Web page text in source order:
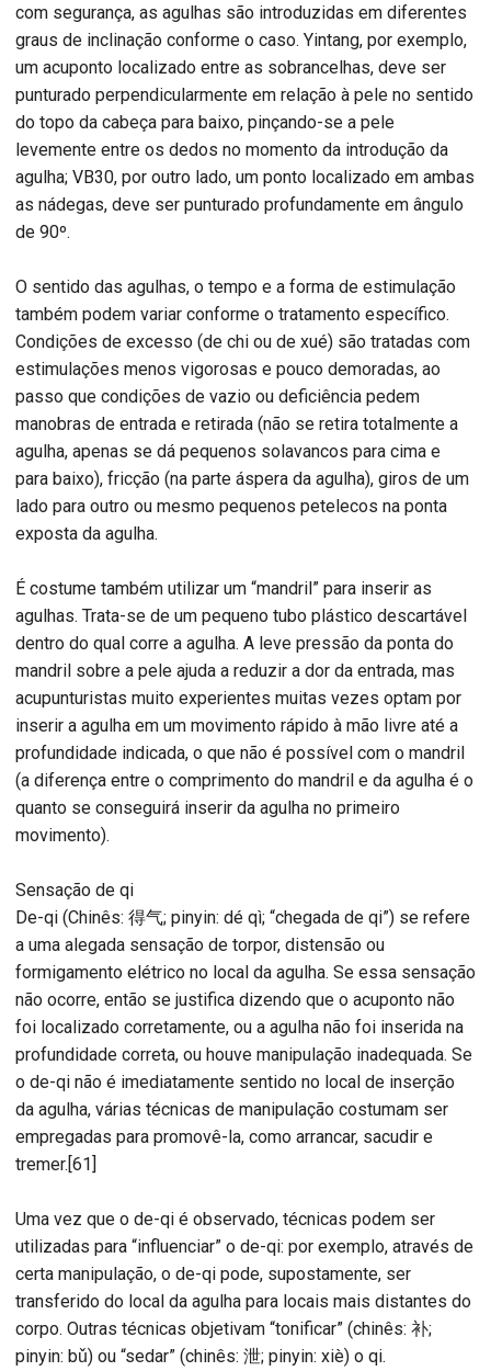
com segurança, as agulhas são introduzidas em diferentes
graus de inclinação conforme o caso. Yintang, por exemplo,
um acuponto localizado entre as sobrancelhas, deve ser
punturado perpendicularmente em relação à pele no sentido
do topo da cabeça para baixo, pinçando-se a pele
levemente entre os dedos no momento da introdução da
agulha; VB30, por outro lado, um ponto localizado em ambas
as nádegas, deve ser punturado profundamente em ângulo
de 90º.
O sentido das agulhas, o tempo e a forma de estimulação
também podem variar conforme o tratamento específico.
Condições de excesso (de chi ou de xué) são tratadas com
estimulações menos vigorosas e pouco demoradas, ao
passo que condições de vazio ou deficiência pedem
manobras de entrada e retirada (não se retira totalmente a
agulha, apenas se dá pequenos solavancos para cima e
para baixo), fricção (na parte áspera da agulha), giros de um
lado para outro ou mesmo pequenos petelecos na ponta
exposta da agulha.
É costume também utilizar um “mandril” para inserir as
agulhas. Trata-se de um pequeno tubo plástico descartável
dentro do qual corre a agulha. A leve pressão da ponta do
mandril sobre a pele ajuda a reduzir a dor da entrada, mas
acupunturistas muito experientes muitas vezes optam por
inserir a agulha em um movimento rápido à mão livre até a
profundidade indicada, o que não é possível com o mandril
(a diferença entre o comprimento do mandril e da agulha é o
quanto se conseguirá inserir da agulha no primeiro
movimento).
Sensação de qi
De-qi (Chinês: 得气; pinyin: dé qì; “chegada de qi”) se refere
a uma alegada sensação de torpor, distensão ou
formigamento elétrico no local da agulha. Se essa sensação
não ocorre, então se justifica dizendo que o acuponto não
foi localizado corretamente, ou a agulha não foi inserida na
profundidade correta, ou houve manipulação inadequada. Se
o de-qi não é imediatamente sentido no local de inserção
da agulha, várias técnicas de manipulação costumam ser
empregadas para promovê-la, como arrancar, sacudir e
tremer.[61]
Uma vez que o de-qi é observado, técnicas podem ser
utilizadas para “influenciar” o de-qi: por exemplo, através de
certa manipulação, o de-qi pode, supostamente, ser
transferido do local da agulha para locais mais distantes do
corpo. Outras técnicas objetivam “tonificar” (chinês: 补;
pinyin: bǔ) ou “sedar” (chinês: 泄; pinyin: xiè) o qi.